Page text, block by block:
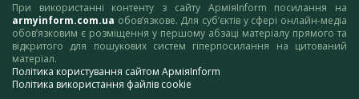
При використанні контенту з сайту АрміяInform посилання на
armyinform.com.ua обов’язкове. Для суб’єктів у сфері онлайн-медіа
обов’язковим є розміщення у першому абзаці матеріалу прямого та
відкритого для пошукових систем гіперпосилання на цитований
матеріал.
Політика користування сайтом АрміяInform
Політика використання файлів cookie